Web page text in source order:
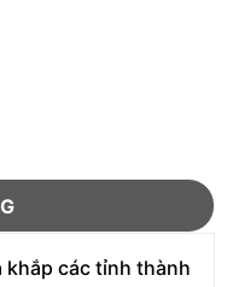
khắp các tỉnh thành